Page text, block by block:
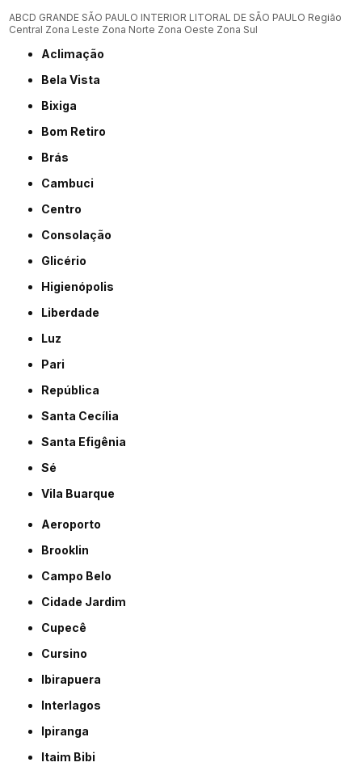
ABCD GRANDE SÃO PAULO INTERIOR LITORAL DE SÃO PAULO Região
Central Zona Leste Zona Norte Zona Oeste Zona Sul
Aclimação
Bela Vista
Bixiga
Bom Retiro
Brás
Cambuci
Centro
Consolação
Glicério
Higienópolis
Liberdade
Luz
Pari
República
Santa Cecília
Santa Efigênia
Sé
Vila Buarque
Aeroporto
Brooklin
Campo Belo
Cidade Jardim
Cupecê
Cursino
Ibirapuera
Interlagos
Ipiranga
Itaim Bibi